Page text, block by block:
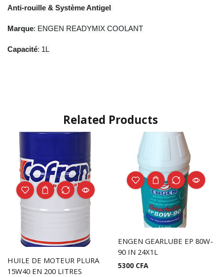
Anti-rouille & Système Antigel
Marque: ENGEN READYMIX COOLANT
Capacité: 1L
Related Products
HUILE DE MOTEUR PLURA
15W40 EN 200 LITRES
ENGEN GEARLUBE EP 80W-
90 IN 24X1L
5300 CFA